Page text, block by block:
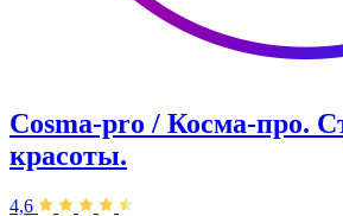
Cosma-pro / Косма-про.
красоты.
4,6